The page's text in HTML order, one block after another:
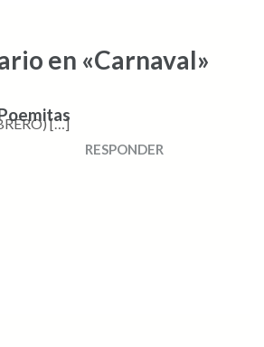
en «Carnaval»
[…]
RESPONDER